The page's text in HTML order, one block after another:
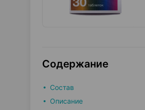
Содержание
Состав
Описание